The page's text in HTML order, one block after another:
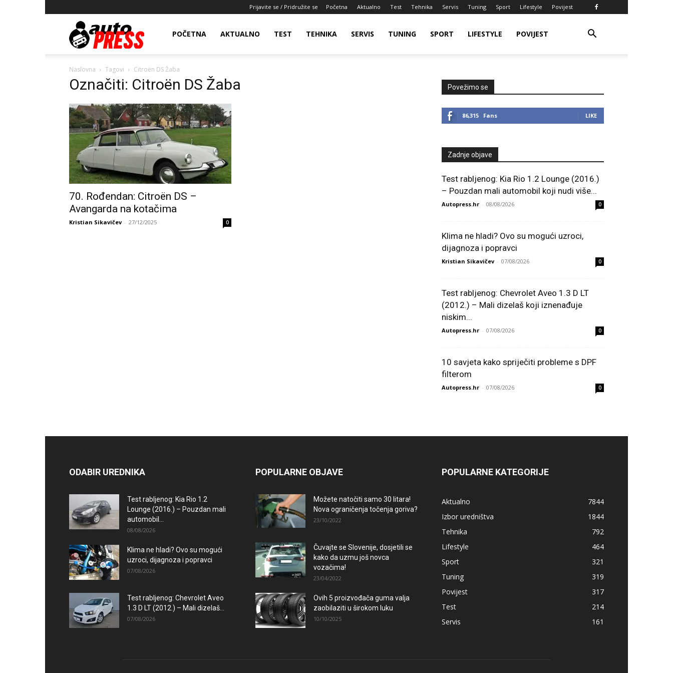
Prijavite se / Pridružite se Početna Aktualno Test Tehnika Servis Tuning Sport Lifestyle Povijest
AutopressHRPOČETNA AKTUALNO TEST TEHNIKA SERVIS TUNING SPORT LIFESTYLE POVIJEST
Naslovna Tagovi Citroën DS Žaba
Označiti: Citroën DS Žaba
70. Rođendan: Citroën DS –
Avangarda na kotačima
Kristian Sikavičev - 27/12/2025 0
Povežimo se
86,315 Fans LIKE
Zadnje objave
Test rabljenog: Kia Rio 1.2 Lounge (2016.)
– Pouzdan mali automobil koji nudi više...
Autopress.hr - 08/08/2026 0
Klima ne hladi? Ovo su mogući uzroci,
dijagnoza i popravci
Kristian Sikavičev - 07/08/2026 0
Test rabljenog: Chevrolet Aveo 1.3 D LT
(2012.) – Mali dizelaš koji iznenađuje
niskim...
Autopress.hr - 07/08/2026 0
10 savjeta kako spriječiti probleme s DPF
filterom
Autopress.hr - 07/08/2026 0
ODABIR UREDNIKA
Test rabljenog: Kia Rio 1.2
Lounge (2016.) – Pouzdan mali
automobil...
08/08/2026
Klima ne hladi? Ovo su mogući
uzroci, dijagnoza i popravci
07/08/2026
Test rabljenog: Chevrolet Aveo
1.3 D LT (2012.) – Mali dizelaš...
07/08/2026
POPULARNE OBJAVE
Možete natočiti samo 30 litara!
Nova ograničenja točenja goriva?
23/10/2022
Čuvajte se Slovenije, dosjetili se
kako da uzmu još novca
vozačima!
23/04/2022
Ovih 5 proizvođača guma valja
zaobilaziti u širokom luku
10/10/2025
POPULARNE KATEGORIJE
Aktualno
7844
Izbor uredništva
1844
Tehnika
792
Lifestyle
464
Sport
321
Tuning
319
Povijest
317
Test
214
Servis
161